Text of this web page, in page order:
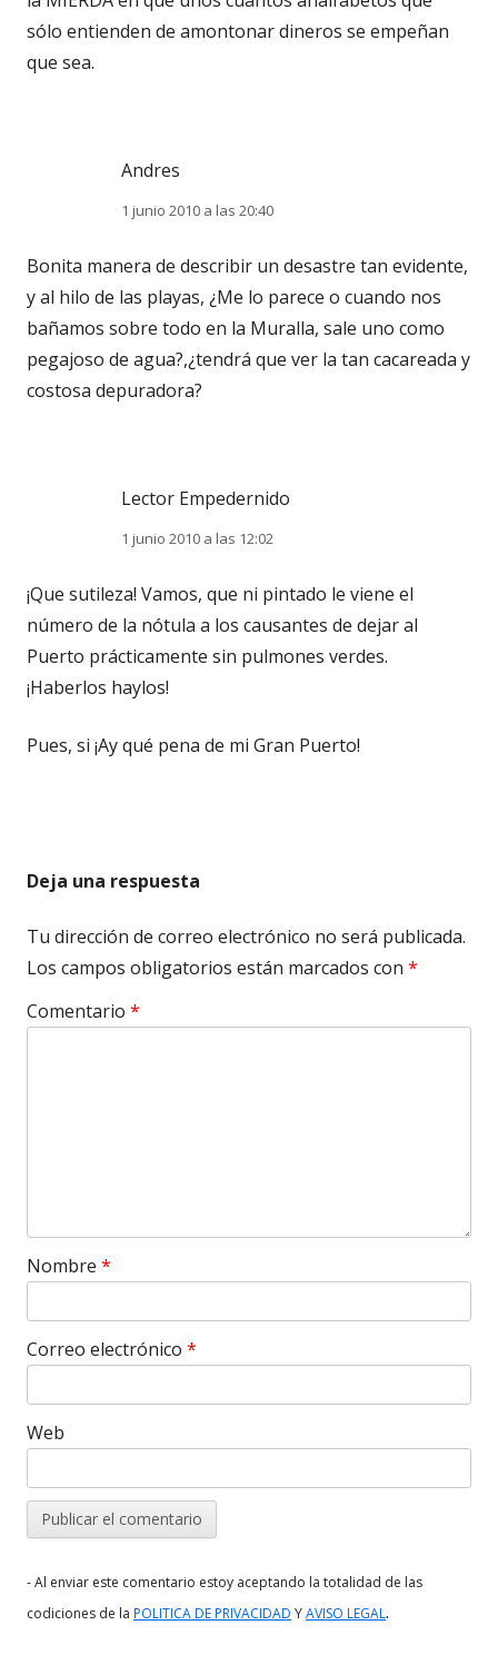
sólo entienden de amontonar dineros se empeñan
que sea.
Andres
1 junio 2010 a las 20:40
Bonita manera de describir un desastre tan evidente,
y al hilo de las playas, ¿Me lo parece o cuando nos
bañamos sobre todo en la Muralla, sale uno como
pegajoso de agua?,¿tendrá que ver la tan cacareada y
costosa depuradora?
Lector Empedernido
1 junio 2010 a las 12:02
¡Que sutileza! Vamos, que ni pintado le viene el
número de la nótula a los causantes de dejar al
Puerto prácticamente sin pulmones verdes.
¡Haberlos haylos!
Pues, si ¡Ay qué pena de mi Gran Puerto!
Deja una respuesta
Tu dirección de correo electrónico no será publicada.
Los campos obligatorios están marcados con *
Comentario *
Nombre *
Correo electrónico *
Web
- Al enviar este comentario estoy aceptando la totalidad de las
codiciones de la POLITICA DE PRIVACIDAD YAVISO LEGAL.